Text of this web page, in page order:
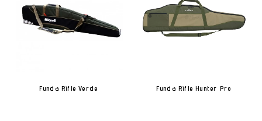
Funda Rifle Verde Funda Rifle Hunter Pro